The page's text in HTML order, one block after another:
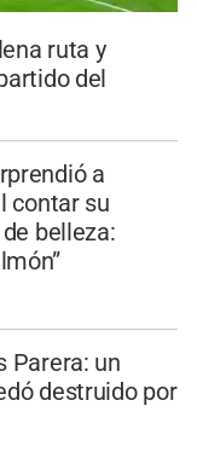
ruta y
del
a
contar su
belleza:
Parera: un
destruido por